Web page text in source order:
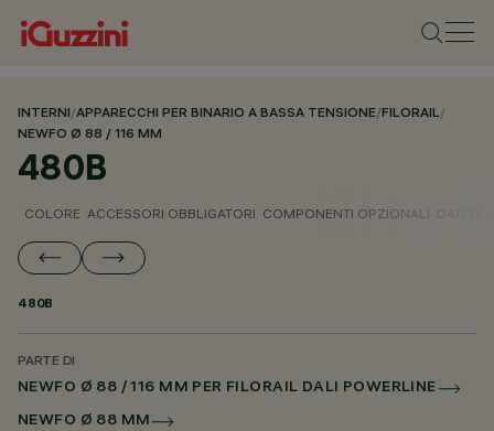
INTERNI/APPARECCHI PER BINARIO A BASSA TENSIONE/FILORAIL/
NEWFO Ø 88 / 116 MM
480B
COLORE ACCESSORI OBBLIGATORI COMPONENTI OPZIONALI
480B
PARTE DI
NEWFO Ø 88 / 116 MM PER FILORAIL DALI POWERLINE
NEWFO Ø 88 MM